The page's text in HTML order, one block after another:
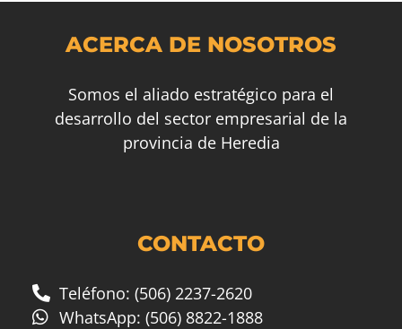
ACERCA DE NOSOTROS
Somos el aliado estratégico para el
desarrollo del sector empresarial de la
provincia de Heredia
CONTACTO
Teléfono: (506) 2237-2620
WhatsApp: (506) 8822-1888